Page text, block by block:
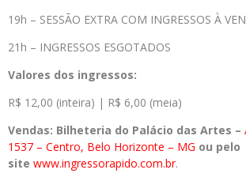
19h – SESSÃO EXTRA COM INGRESSOS À
21h – INGRESSOS ESGOTADOS
Valores dos ingressos:
R$ 12,00 (inteira) | R$ 6,00 (meia)
Vendas: Bilheteria do Palácio das Artes –
1537 – Centro, Belo Horizonte – MG ou pelo
site www.ingressorapido.com.br.